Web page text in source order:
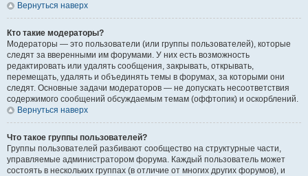
Вернуться наверх
Кто такие модераторы?
Модераторы — это пользователи (или группы пользователей), которые
следят за вверенными им форумами. У них есть возможность
редактировать или удалять сообщения, закрывать, открывать,
перемещать, удалять и объединять темы в форумах, за которыми они
следят. Основные задачи модераторов — не допускать несоответствия
содержимого сообщений обсуждаемым темам (оффтопик) и оскорблений.
Вернуться наверх
Что такое группы пользователей?
Группы пользователей разбивают сообщество на структурные части,
управляемые администратором форума. Каждый пользователь может
состоять в нескольких группах (в отличие от многих других форумов), и